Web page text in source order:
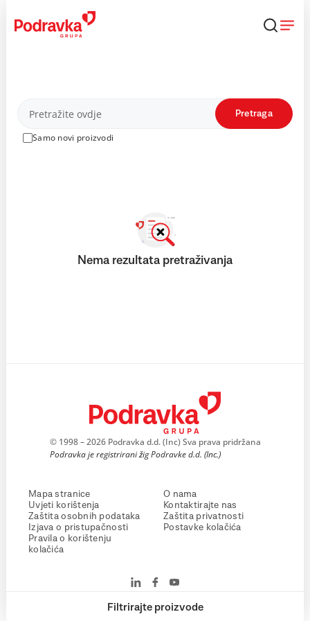
content
Proizvodi
Samo novi proizvodi
Pretraga
Filtrirajte proizvode
Nema rezultata pretraživanja
© 1998 – 2026 Podravka d.d. (Inc) Sva prava pridržana
Podravka je registrirani žig Podravke d.d. (Inc.)
Mapa stranice
Uvjeti korištenja
Zaštita osobnih podataka
Izjava o pristupačnosti
Pravila o korištenju
kolačića
O nama
Kontaktirajte nas
Zaštita privatnosti
Postavke kolačića